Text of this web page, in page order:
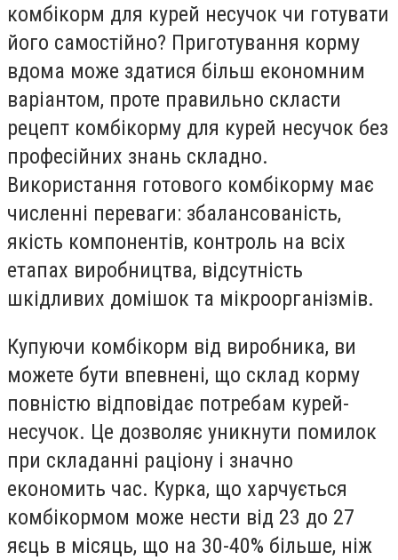
комбікорм для курей несучок чи готувати
його самостійно? Приготування корму
вдома може здатися більш економним
варіантом, проте правильно скласти
рецепт комбікорму для курей несучок без
професійних знань складно.
Використання готового комбікорму має
численні переваги: збалансованість,
якість компонентів, контроль на всіх
етапах виробництва, відсутність
шкідливих домішок та мікроорганізмів.
Купуючи комбікорм від виробника, ви
можете бути впевнені, що склад корму
повністю відповідає потребам курей-
несучок. Це дозволяє уникнути помилок
при складанні раціону і значно
економить час. Курка, що харчується
комбікормом може нести від 23 до 27
яєць в місяць, що на 30-40% більше, ніж